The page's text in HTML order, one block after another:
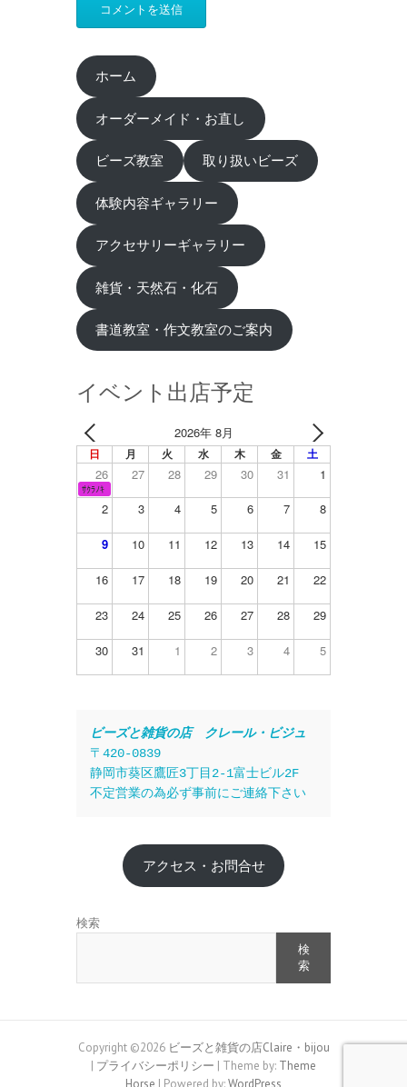
ホーム
オーダーメイド・お直し
ビーズ教室 取り扱いビーズ
体験内容ギャラリー
アクセサリーギャラリー
雑貨・天然石・化石
書道教室・作文教室のご案内
イベント出店予定
2026年 8月
日 月 火 水 木 金 土
26 27 28 29 30 31 1
ｻｸﾗﾉｷ
2 3 4 5 6 7 8
9 10 11 12 13 14 15
16 17 18 19 20 21 22
23 24 25 26 27 28 29
30 31 1 2 3 4 5
ビーズと雑貨の店　クレール・ビジュ
〒420-0839
静岡市葵区鷹匠3丁目2-1富士ビル2F
不定営業の為必ず事前にご連絡下さい
アクセス・お問合せ
検索
検
索
Copyright ©2026 ビーズと雑貨の店Claire・bijou
| プライバシーポリシー | Theme by: Theme
Horse | Powered by:WordPress